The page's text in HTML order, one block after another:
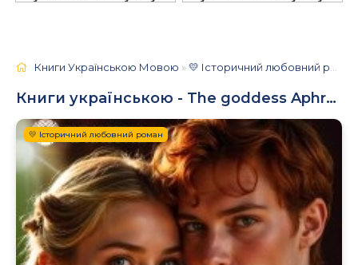
Книги Українською Мовою »💛 Історичний любовний роман
Книги українською - The goddess Aphrodite
💛 Історичний любовний роман